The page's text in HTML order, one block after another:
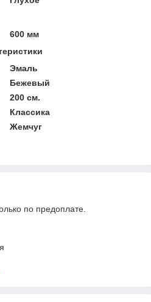
600 мм
Эмаль
Бежевый
200 см.
Классика
Жемчуг
по предоплате.